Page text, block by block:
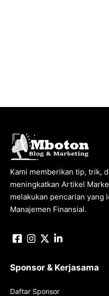
Kami memberikan tip, trik,
meningkatkan Artikel
melakukan pencarian yang
Manajemen Finansial.
Sponsor & Kerjasama
Daftar Sponsor